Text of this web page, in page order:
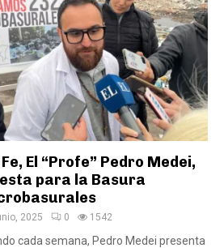
El “Profe” Pedro Medei,
para la Basura
2025 0 1542
cada semana, Pedro Medei presenta